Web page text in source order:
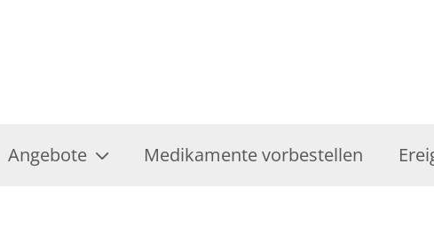
Angebote Medikamente vorbestellen